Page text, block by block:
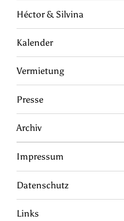
Héctor & Silvina
Kalender
Vermietung
Presse
Archiv
Impressum
Datenschutz
Links